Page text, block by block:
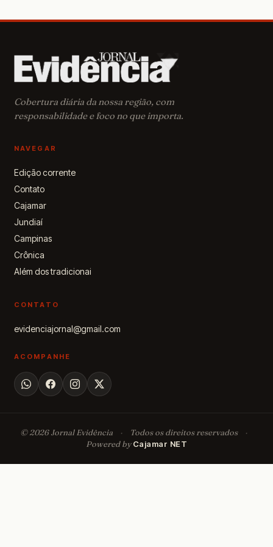
incentiva
Cobertura diária da nossa região, com
responsabilidade e foco no que importa.
NAVEGAR
Edição corrente
Contato
Cajamar
Jundiaí
Campinas
Crônica
Além dos tradicionai
CONTATO
evidenciajornal@gmail.com
ACOMPANHE
© 2026 Jornal Evidência · Todos os direitos reservados
·
Powered byCajamar NET